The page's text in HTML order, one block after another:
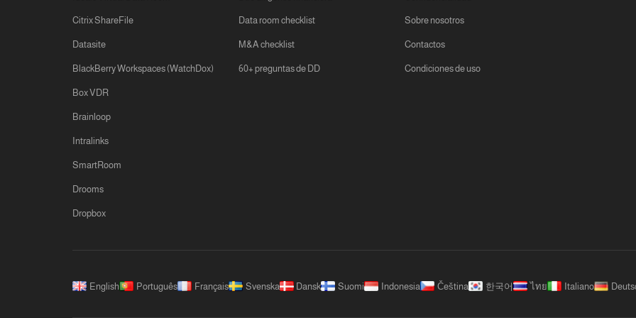
Citrix ShareFile
Datasite
BlackBerry Workspaces (WatchDox)
Box VDR
Brainloop
Intralinks
SmartRoom
Drooms
Dropbox
Data room checklist
M&A checklist
60+ preguntas de DD
Sobre nosotros
Contactos
Condiciones de uso
English Português Français Svenska Dansk Suomi Indonesia Čeština 한국어 ไทย Italiano